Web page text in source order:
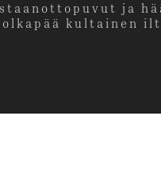
ja
olkapää kultainen